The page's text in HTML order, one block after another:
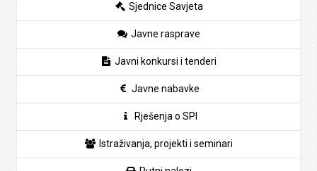
Sjednice Savjeta
Javne rasprave
Javni konkursi i tenderi
Javne nabavke
Rješenja o SPI
Istraživanja, projekti i seminari